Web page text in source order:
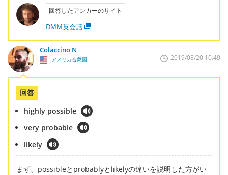
回答したアンカーのサイト
DMM英会話
Colaccino N
アメリカ合衆国 2019/08/20 10:49
回答
highly possible
very probable
likely
まず、possibleとprobablyとlikelyの違いを説明した方がい